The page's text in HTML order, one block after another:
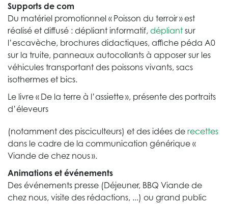
Supports de com
Du matériel promotionnel « Poisson du terroir » est
réalisé et diffusé : dépliant informatif, dépliant sur
l’escavèche, brochures didactiques, affiche péda A0
sur la truite, panneaux autocollants à apposer sur les
véhicules transportant des poissons vivants, sacs
isothermes et bics.
Le livre « De la terre à l’assiette », présente des portraits
d’éleveurs
(notamment des pisciculteurs) et des idées de recettes
dans le cadre de la communication générique «
Viande de chez nous ».
Animations et événements
Des événements presse (Déjeuner, BBQ Viande de
chez nous, visite des rédactions, ...) ou grand public